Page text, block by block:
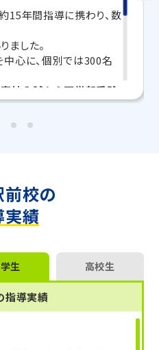
一番成長できる夏にしよ
、学習相談、教室見学は
藤 玄樹
15年間指導に携わり、数
ました。
中心に、個別では300名
高校入試から医学部受験
でございます。
ながら、自作プリントな
だきます。
ておりますので、遠慮
ます。
校の
実績
生 高校生
指導実績